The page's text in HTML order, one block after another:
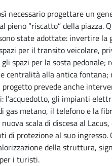
necessario progettare un
pieno “riscatto” della piazza.
state adottate: invertire la
per il transito veicolare,
spazi per la sosta pedonale;
centralità alla antica fontana;
prevede anche
l’acquedotto, gli impianti
gas metano, il telefono e la
scala di discesa al Lacus,
di protezione al suo ingresso.
della struttura,
i turisti.